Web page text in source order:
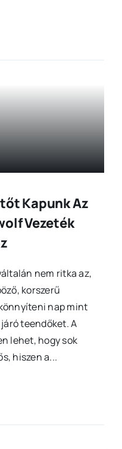
Kapunk Az
Vezeték
nem ritka az,
korszerű
nap mint
teendőket. A
lehet, hogy sok
hiszen a...